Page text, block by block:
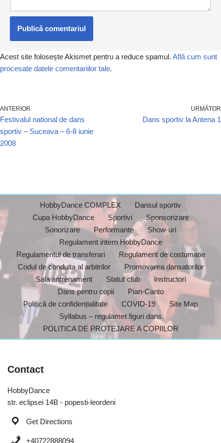
Acest site folosește Akismet pentru a reduce spamul. Află cum sunt
procesate datele comentariilor tale.
ANTERIOR
Festivalul national de dans
sportiv – Suceava – 6-8 iunie
2008
URMĂTOR
Dans sportiv la Antena 1
HobbyDance COMPLEX
Dansul sportiv
Cupa HobbyDance
Sportivi
Sponsorizare
Sonorizare
Performante
Show-uri
Regulament intern HobbyDance
Regulamentul de transferari
Regulament de costumatie
Codul de conduita al arbitrilor
Promovarea dansatorilor
Sala antrenament
Statut club
Instructori
Dans pentru copii
Pian-Canto
Politică de confidențialitate
COVID-19
Site Map
Syllabus – regulamet figuri dans
POLITICA DE PROTEJARE A COPIILOR
Contact
HobbyDance
str. eclipsei 14B - popesti-leordeni
Get Directions
+40722888094